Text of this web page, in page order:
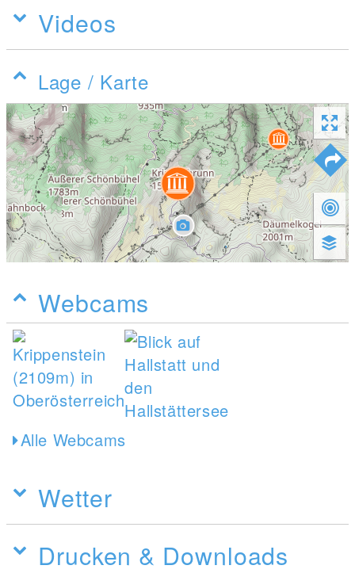
Videos
Lage / Karte
Webcams
Alle Webcams
Wetter
Drucken & Downloads